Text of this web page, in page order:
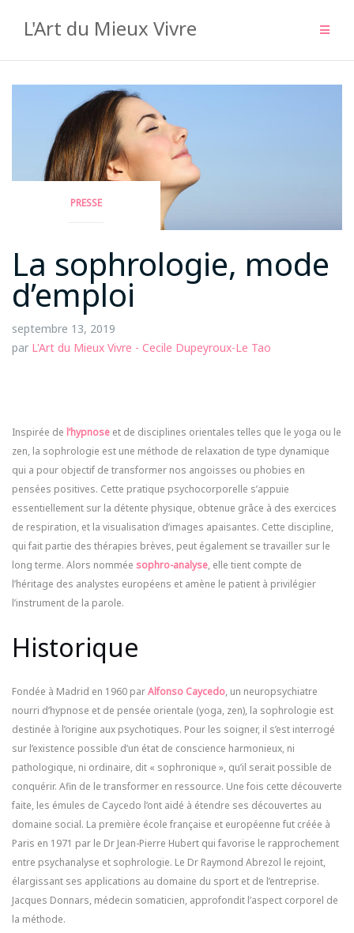
L'Art du Mieux Vivre
PRESSE
La sophrologie, mode
d’emploi
septembre 13, 2019
par L'Art du Mieux Vivre - Cecile Dupeyroux-Le Tao
Inspirée de l’hypnose et de disciplines orientales telles que le yoga ou le
zen, la sophrologie est une méthode de relaxation de type dynamique
qui a pour objectif de transformer nos angoisses ou phobies en
pensées positives. Cette pratique psychocorporelle s’appuie
essentiellement sur la détente physique, obtenue grâce à des exercices
de respiration, et la visualisation d’images apaisantes. Cette discipline,
qui fait partie des thérapies brèves, peut également se travailler sur le
long terme. Alors nommée sophro-analyse, elle tient compte de
l’héritage des analystes européens et amène le patient à privilégier
l’instrument de la parole.
Historique
Fondée à Madrid en 1960 parAlfonso Caycedo, un neuropsychiatre
nourri d’hypnose et de pensée orientale (yoga, zen), la sophrologie est
destinée à l’origine aux psychotiques. Pour les soigner, il s’est interrogé
sur l’existence possible d’un état de conscience harmonieux, ni
pathologique, ni ordinaire, dit « sophronique », qu’il serait possible de
conquérir. Afin de le transformer en ressource. Une fois cette découverte
faite, les émules de Caycedo l’ont aidé à étendre ses découvertes au
domaine social. La première école française et européenne fut créée à
Paris en 1971 par le Dr Jean-Pierre Hubert qui favorise le rapprochement
entre psychanalyse et sophrologie. Le Dr Raymond Abrezol le rejoint,
élargissant ses applications au domaine du sport et de l’entreprise.
Jacques Donnars, médecin somaticien, approfondit l’aspect corporel de
la méthode.